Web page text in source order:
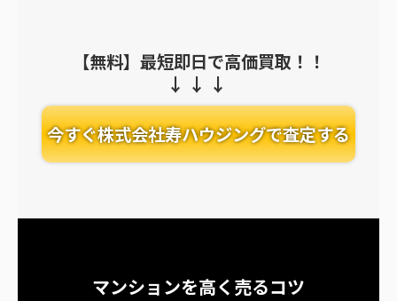
【無料】最短即日で高価買取！！
今すぐ株式会社寿ハウジングで査定する
マンションを高く売るコツ